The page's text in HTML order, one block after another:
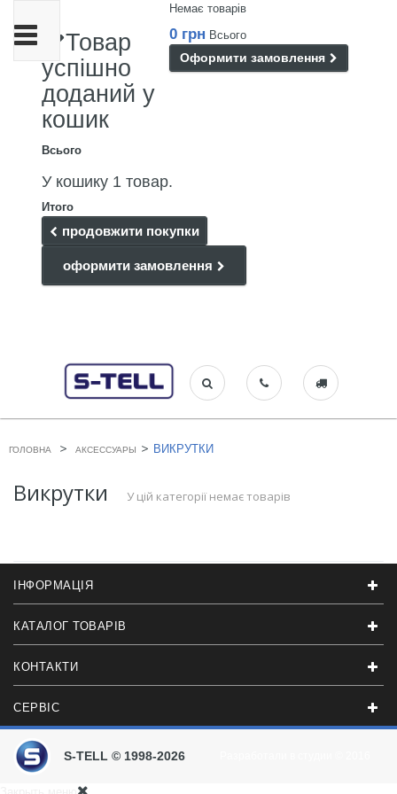
Немає товарів
0 грн Всього
Оформити замовлення
Товар
успішно
доданий у
кошик
Всього
У кошику 1 товар.
Итого
продовжити покупки
оформити замовлення
Toggle
navigation
ГОЛОВНА > АКСЕССУАРЫ > ВИКРУТКИ
Викрутки У цій категорії немає товарів
ІНФОРМАЦІЯ
КАТАЛОГ ТОВАРІВ
КОНТАКТИ
СЕРВІС
S-TELL © 1998-2026